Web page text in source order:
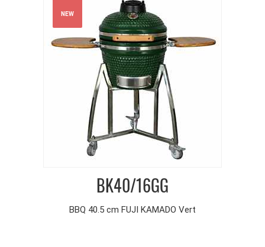
NEW
BK40/16GG
BBQ 40.5 cm FUJI KAMADO Vert